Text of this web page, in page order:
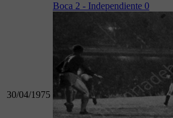
30/04/1975
Boca 2 - Independiente 0